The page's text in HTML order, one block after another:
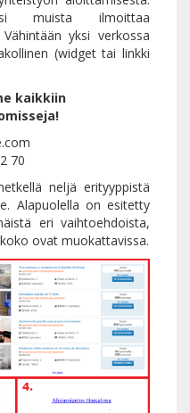
muista ilmoittaa
yksi verkossa
(widget tai linkki
kaikkiin
70
neljä erityyppistä
Alapuolella on esitetty
eri vaihtoehdoista,
ovat muokattavissa.